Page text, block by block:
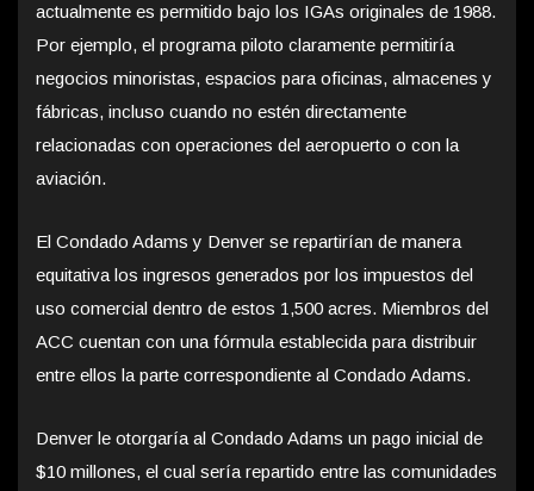
actualmente es permitido bajo los IGAs originales de 1988.
Por ejemplo, el programa piloto claramente permitiría
negocios minoristas, espacios para oficinas, almacenes y
fábricas, incluso cuando no estén directamente
relacionadas con operaciones del aeropuerto o con la
aviación.
El Condado Adams y Denver se repartirían de manera
equitativa los ingresos generados por los impuestos del
uso comercial dentro de estos 1,500 acres. Miembros del
ACC cuentan con una fórmula establecida para distribuir
entre ellos la parte correspondiente al Condado Adams.
Denver le otorgaría al Condado Adams un pago inicial de
$10 millones, el cual sería repartido entre las comunidades